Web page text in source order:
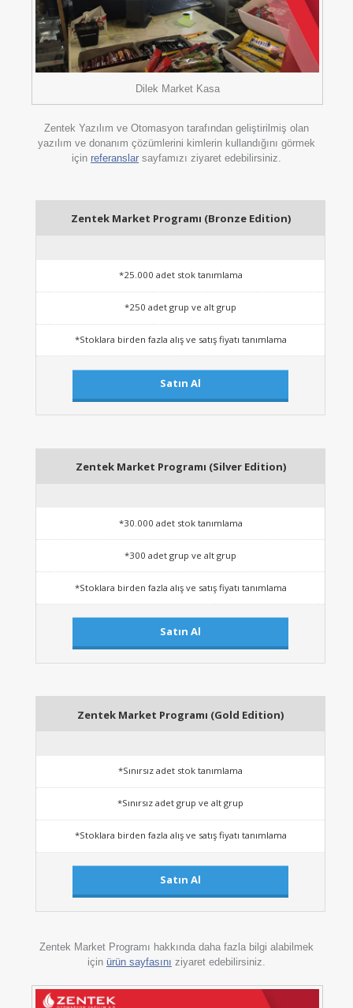
Dilek Market Kasa
Zentek Yazılım ve Otomasyon tarafından geliştirilmiş olan
yazılım ve donanım çözümlerini kimlerin kullandığını görmek
için referanslar sayfamızı ziyaret edebilirsiniz.
Zentek Market Programı (Bronze Edition)
*25.000 adet stok tanımlama
*250 adet grup ve alt grup
*Stoklara birden fazla alış ve satış fiyatı tanımlama
Satın Al
Zentek Market Programı (Silver Edition)
*30.000 adet stok tanımlama
*300 adet grup ve alt grup
*Stoklara birden fazla alış ve satış fiyatı tanımlama
Satın Al
Zentek Market Programı (Gold Edition)
*Sınırsız adet stok tanımlama
*Sınırsız adet grup ve alt grup
*Stoklara birden fazla alış ve satış fiyatı tanımlama
Satın Al
Zentek Market Programı hakkında daha fazla bilgi alabilmek
için ürün sayfasını ziyaret edebilirsiniz.